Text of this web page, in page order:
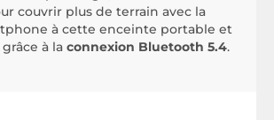
couvrir plus de terrain avec la
à cette enceinte portable et
à la connexion Bluetooth 5.4.